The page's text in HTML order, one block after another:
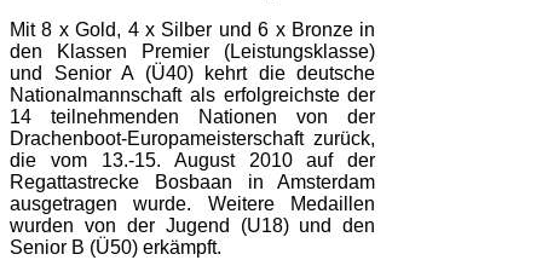
Mit 8 x Gold, 4 x Silber und 6 x Bronze in
den Klassen Premier (Leistungsklasse)
und Senior A (Ü40) kehrt die deutsche
Nationalmannschaft als erfolgreichste der
14 teilnehmenden Nationen von der
Drachenboot-Europameisterschaft zurück,
die vom 13.-15. August 2010 auf der
Regattastrecke Bosbaan in Amsterdam
ausgetragen wurde. Weitere Medaillen
wurden von der Jugend (U18) und den
Senior B (Ü50) erkämpft.